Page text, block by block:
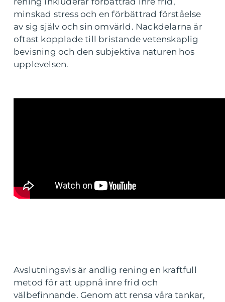
minskad stress och en förbättrad förståelse
av sig själv och sin omvärld. Nackdelarna är
oftast kopplade till bristande vetenskaplig
bevisning och den subjektiva naturen hos
upplevelsen.
Avslutningsvis är andlig rening en kraftfull
metod för att uppnå inre frid och
välbefinnande. Genom att rensa våra tankar,